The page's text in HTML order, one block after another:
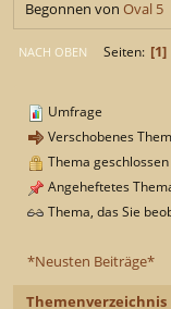
*Neusten Beiträge*
Themenverzeichnis
Begonnen von Oval 5
NACH OBEN Seiten 1
Umfrage
Verschobenes
Thema geschlossen
Angeheftetes
Thema, das Sie